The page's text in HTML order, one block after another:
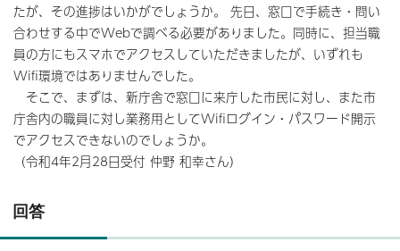
たが、その進捗はいかがでしょうか。 先日、窓口で手続き・問い
合わせする中でWebで調べる必要がありました。同時に、担当職
員の方にもスマホでアクセスしていただきましたが、いずれも
Wifi環境ではありませんでした。
そこで、まずは、新庁舎で窓口に来庁した市民に対し、また市
庁舎内の職員に対し業務用としてWifiログイン・パスワード開示
でアクセスできないのでしょうか。
（令和4年2月28日受付 仲野 和幸さん）
回答